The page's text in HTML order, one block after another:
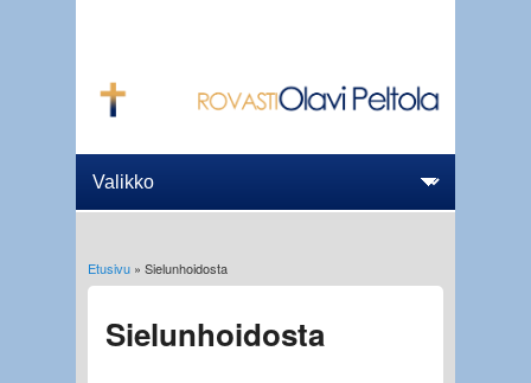
Olet täällä
Etusivu» Sielunhoidosta
Sielunhoidosta